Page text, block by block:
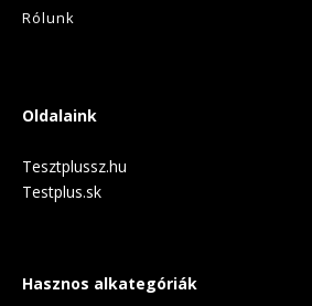
Rólunk
Oldalaink
Tesztplussz.hu
Testplus.sk
Hasznos alkategóriák